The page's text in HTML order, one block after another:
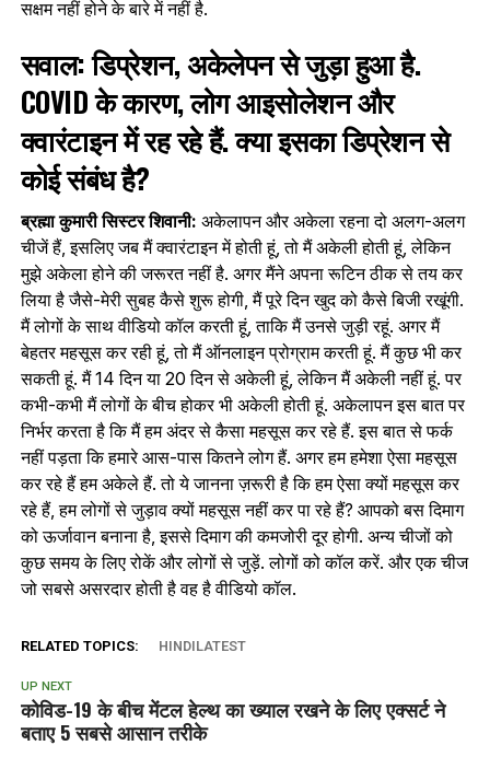
सक्षम नहीं होने के बारे में नहीं है.
सवाल: डिप्रेशन, अकेलेपन से जुड़ा हुआ है.
COVID के कारण, लोग आइसोलेशन और
क्वारंटाइन में रह रहे हैं. क्या इसका डिप्रेशन से
कोई संबंध है?
ब्रह्मा कुमारी सिस्टर शिवानी: अकेलापन और अकेला रहना दो अलग-अलग
चीजें हैं, इसलिए जब मैं क्वारंटाइन में होती हूं, तो मैं अकेली होती हूं, लेकिन
मुझे अकेला होने की जरूरत नहीं है. अगर मैंने अपना रूटिन ठीक से तय कर
लिया है जैसे-मेरी सुबह कैसे शुरू होगी, मैं पूरे दिन खुद को कैसे बिजी रखूंगी.
मैं लोगों के साथ वीडियो कॉल करती हूं, ताकि मैं उनसे जुड़ी रहूं. अगर मैं
बेहतर महसूस कर रही हूं, तो मैं ऑनलाइन प्रोग्राम करती हूं. मैं कुछ भी कर
सकती हूं. मैं 14 दिन या 20 दिन से अकेली हूं, लेकिन मैं अकेली नहीं हूं. पर
कभी-कभी मैं लोगों के बीच होकर भी अकेली होती हूं. अकेलापन इस बात पर
निर्भर करता है कि मैं हम अंदर से कैसा महसूस कर रहे हैं. इस बात से फर्क
नहीं पड़ता कि हमारे आस-पास कितने लोग हैं. अगर हम हमेशा ऐसा महसूस
कर रहे हैं हम अकेले हैं. तो ये जानना ज़रूरी है कि हम ऐसा क्यों महसूस कर
रहे हैं, हम लोगों से जुड़ाव क्यों महसूस नहीं कर पा रहे हैं? आपको बस दिमाग
को ऊर्जावान बनाना है, इससे दिमाग की कमजोरी दूर होगी. अन्य चीजों को
कुछ समय के लिए रोकें और लोगों से जुड़ें. लोगों को कॉल करें. और एक चीज
जो सबसे असरदार होती है वह है वीडियो कॉल.
RELATED TOPICS: HINDILATEST
UP NEXT
कोविड-19 के बीच मेंटल हेल्थ का ख्याल रखने के लिए एक्सर्ट ने
बताए 5 सबसे आसान तरीके